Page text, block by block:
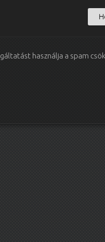
használja a spam